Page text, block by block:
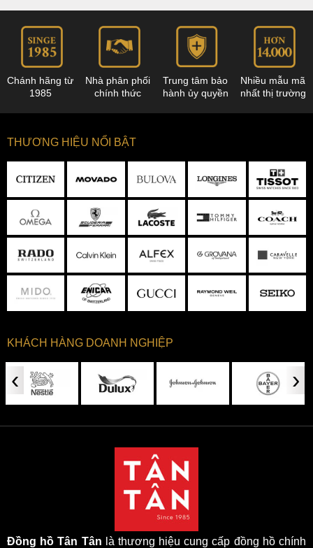
Chánh hãng từ
1985
Nhà phân phối
chính thức
Trung tâm bảo
hành ủy quyền
Nhiều mẫu mã
nhất thị trường
THƯƠNG HIỆU NỔI BẬT
KHÁCH HÀNG DOANH NGHIỆP
‹ ›
Đồng hồ Tân Tân là thương hiệu cung cấp đồng hồ chính